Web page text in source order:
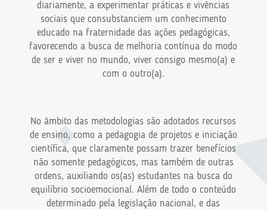
diariamente, a experimentar práticas e vivências
sociais que consubstanciem um conhecimento
educado na fraternidade das ações pedagógicas,
favorecendo a busca de melhoria contínua do modo
de ser e viver no mundo, viver consigo mesmo(a) e
com o outro(a).
No âmbito das metodologias são adotados recursos
de ensino, como a pedagogia de projetos e iniciação
científica, que claramente possam trazer benefícios
não somente pedagógicos, mas também de outras
ordens, auxiliando os(as) estudantes na busca do
equilíbrio socioemocional. Além de todo o conteúdo
determinado pela legislação nacional, e das